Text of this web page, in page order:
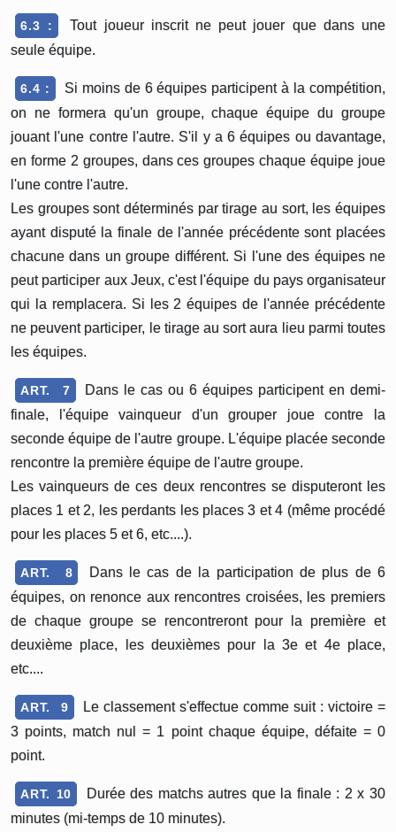
6.3 :
Tout joueur inscrit ne peut jouer que dans une
seule équipe.
6.4 :
Si moins de 6 équipes participent à la compétition,
on ne formera qu'un groupe, chaque équipe du groupe
jouant l'une contre l'autre. S'il y a 6 équipes ou davantage,
en forme 2 groupes, dans ces groupes chaque équipe joue
l'une contre l'autre.
Les groupes sont déterminés par tirage au sort, les équipes
ayant disputé la finale de l'année précédente sont placées
chacune dans un groupe différent. Si l'une des équipes ne
peut participer aux Jeux, c'est l'équipe du pays organisateur
qui la remplacera. Si les 2 équipes de l'année précédente
ne peuvent participer, le tirage au sort aura lieu parmi toutes
les équipes.
ART. 7
Dans le cas ou 6 équipes participent en demi-
finale, l'équipe vainqueur d'un grouper joue contre la
seconde équipe de l'autre groupe. L'équipe placée seconde
rencontre la première équipe de l'autre groupe.
Les vainqueurs de ces deux rencontres se disputeront les
places 1 et 2, les perdants les places 3 et 4 (même procédé
pour les places 5 et 6, etc....).
ART. 8
Dans le cas de la participation de plus de 6
équipes, on renonce aux rencontres croisées, les premiers
de chaque groupe se rencontreront pour la première et
deuxième place, les deuxièmes pour la 3e et 4e place,
etc....
ART. 9
Le classement s'effectue comme suit : victoire =
3 points, match nul = 1 point chaque équipe, défaite = 0
point.
ART. 10
Durée des matchs autres que la finale : 2 x 30
minutes (mi-temps de 10 minutes).